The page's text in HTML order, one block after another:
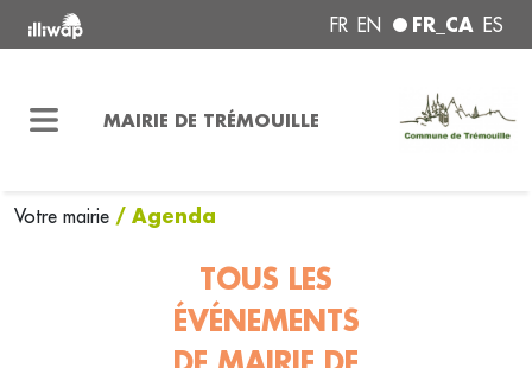
FR EN FR_CA ES
MAIRIE DE TRÉMOUILLE
Votre mairie / Agenda
TOUS LES
ÉVÉNEMENTS